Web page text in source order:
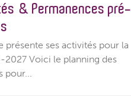
& Permanences pré-
présente ses activités pour la
2027 Voici le planning des
pour...